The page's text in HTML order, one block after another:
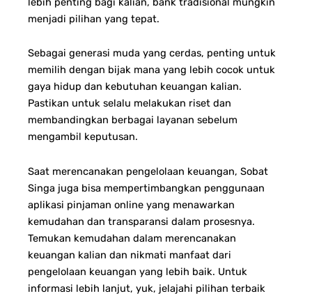
menjadi pilihan yang tepat.
Sebagai generasi muda yang cerdas, penting untuk
memilih dengan bijak mana yang lebih cocok untuk
gaya hidup dan kebutuhan keuangan kalian.
Pastikan untuk selalu melakukan riset dan
membandingkan berbagai layanan sebelum
mengambil keputusan.
Saat merencanakan pengelolaan keuangan, Sobat
Singa juga bisa mempertimbangkan penggunaan
aplikasi pinjaman online yang menawarkan
kemudahan dan transparansi dalam prosesnya.
Temukan kemudahan dalam merencanakan
keuangan kalian dan nikmati manfaat dari
pengelolaan keuangan yang lebih baik. Untuk
informasi lebih lanjut, yuk, jelajahi pilihan terbaik